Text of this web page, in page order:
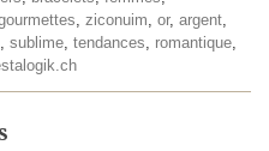
, ziconuim, or, argent,
, sublime, tendances, romantique,